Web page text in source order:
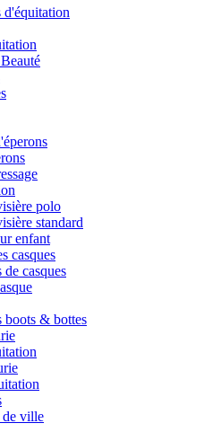
d'équitation
polo
standard
enfant
casques
de casques
boots & bottes
de ville